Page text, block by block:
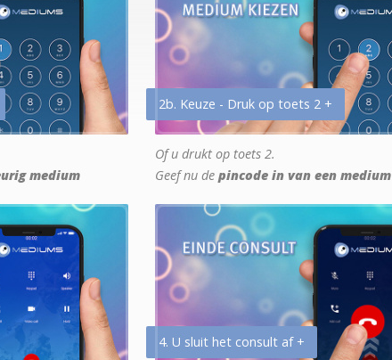
medium
2b. Keuze - Druk op toets 2 +
Of u drukt op toets 2.
Geef nu de pincode in van een medium
4. U sluit het consult af +